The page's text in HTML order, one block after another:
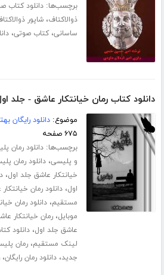
برچسب‌ها:دانلود کتاب
ذوالاکتاف،شاپور
ساسانی،کتاب صوتی،
دانلود کتاب رمان خیانتکار عاشق - جلد
موضوع:دانلود رایگان
۶۷۵ صفحه
برچسب‌ها:دانلود رمان
و پلیسی،دانلود رمان
خیانتکار عاشق جلد اول،
اول،دانلود رمان
مستقیم،دانلود رمان
موبایل،رمان خیانتکار
عاشق جلد اول،دانلود
لینک مستقیم،رمان
جدید،دانلود رمان رایگان،